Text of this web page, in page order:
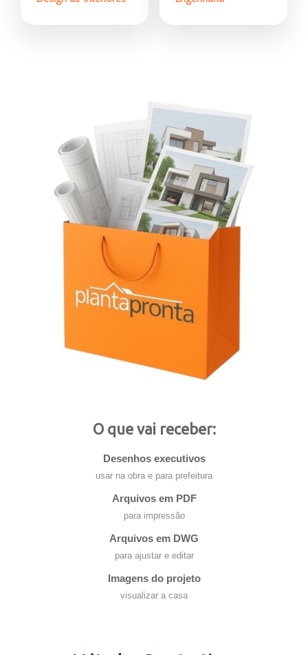
O que vai receber:
Desenhos executivos
usar na obra e para prefeitura
Arquivos em PDF
para impressão
Arquivos em DWG
para ajustar e editar
Imagens do projeto
visualizar a casa